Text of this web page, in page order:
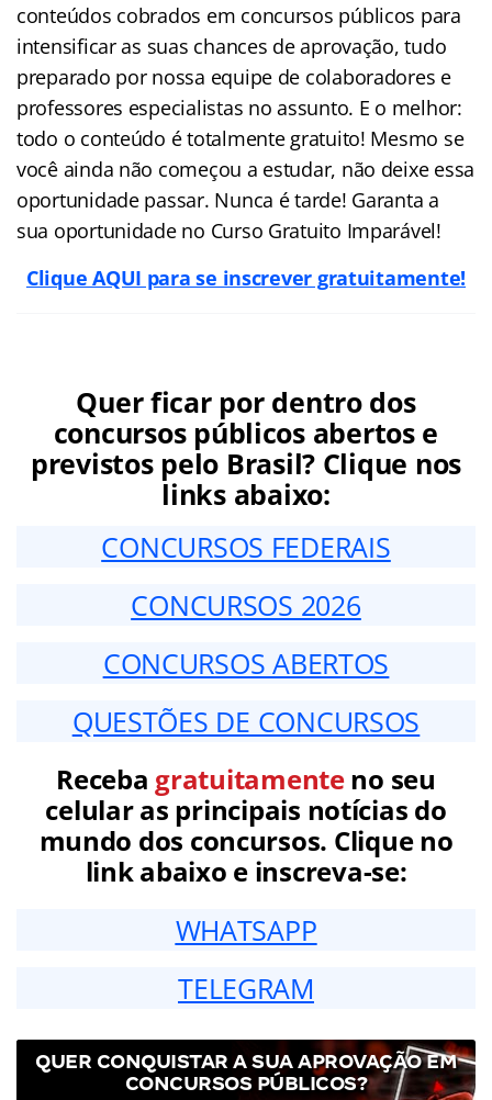
conteúdos cobrados em concursos públicos para
intensificar as suas chances de aprovação, tudo
preparado por nossa equipe de colaboradores e
professores especialistas no assunto. E o melhor:
todo o conteúdo é totalmente gratuito! Mesmo se
você ainda não começou a estudar, não deixe essa
oportunidade passar. Nunca é tarde! Garanta a
sua oportunidade no Curso Gratuito Imparável!
Clique AQUI para se inscrever gratuitamente!
Quer ficar por dentro dos
concursos públicos abertos e
previstos pelo Brasil? Clique nos
links abaixo:
CONCURSOS FEDERAIS
CONCURSOS 2026
CONCURSOS ABERTOS
QUESTÕES DE CONCURSOS
Receba gratuitamenteno seu
celular as principais notícias do
mundo dos concursos. Clique no
link abaixo e inscreva-se:
WHATSAPP
TELEGRAM
QUER CONQUISTAR A SUA APROVAÇÃO EM
CONCURSOS PÚBLICOS?